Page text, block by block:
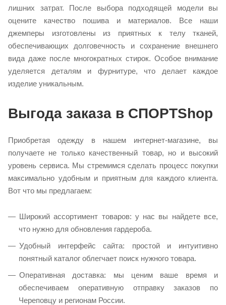
лишних затрат. После выбора подходящей модели вы
оцените качество пошива и материалов. Все наши
джемперы изготовлены из приятных к телу тканей,
обеспечивающих долговечность и сохранение внешнего
вида даже после многократных стирок. Особое внимание
уделяется деталям и фурнитуре, что делает каждое
изделие уникальным.
Выгода заказа в СПОРТShop
Приобретая одежду в нашем интернет-магазине, вы
получаете не только качественный товар, но и высокий
уровень сервиса. Мы стремимся сделать процесс покупки
максимально удобным и приятным для каждого клиента.
Вот что мы предлагаем:
Широкий ассортимент товаров: у нас вы найдете все,
что нужно для обновления гардероба.
Удобный интерфейс сайта: простой и интуитивно
понятный каталог облегчает поиск нужного товара.
Оперативная доставка: мы ценим ваше время и
обеспечиваем оперативную отправку заказов по
Череповцу и регионам России.